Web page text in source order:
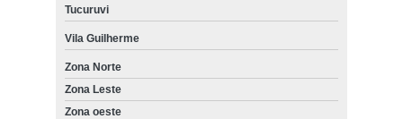
Tucuruvi
Vila Guilherme
Zona Norte
Zona Leste
Zona oeste